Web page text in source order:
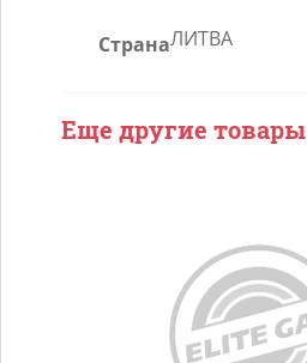
СтранаЛИТВА
Еще другие товары